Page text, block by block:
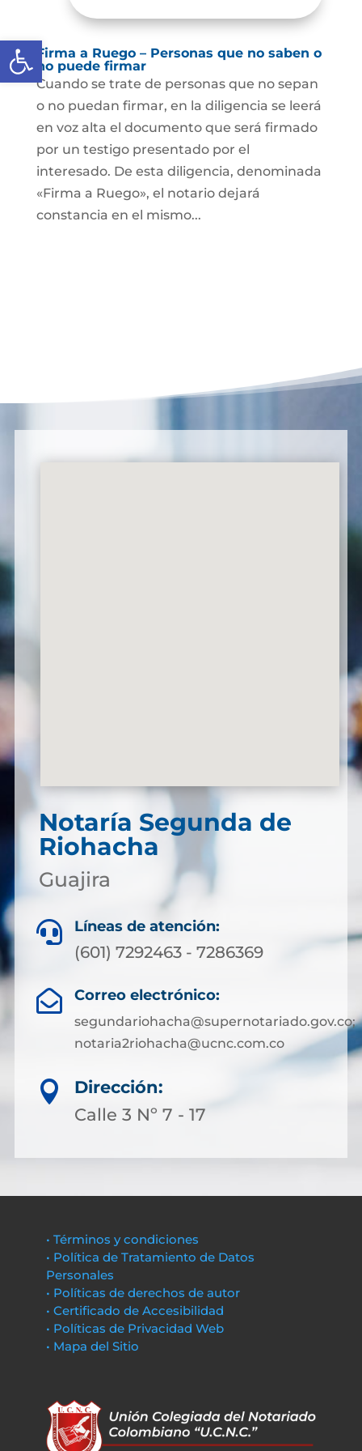
Abrir barra de herramientas
Firma a Ruego – Personas que no saben o
no puede firmar
Cuando se trate de personas que no sepan
o no puedan firmar, en la diligencia se leerá
en voz alta el documento que será firmado
por un testigo presentado por el
interesado. De esta diligencia, denominada
«Firma a Ruego», el notario dejará
constancia en el mismo...
Notaría Segunda de
Riohacha
Guajira
 Líneas de atención:
(601) 7292463 - 7286369
 Correo electrónico:
segundariohacha@supernotariado.gov.co;
notaria2riohacha@ucnc.com.co

Dirección:
Calle 3 Nº 7 - 17
• Términos y condiciones
• Política de Tratamiento de Datos
Personales
• Políticas de derechos de autor
• Certificado de Accesibilidad
• Políticas de Privacidad Web
• Mapa del Sitio